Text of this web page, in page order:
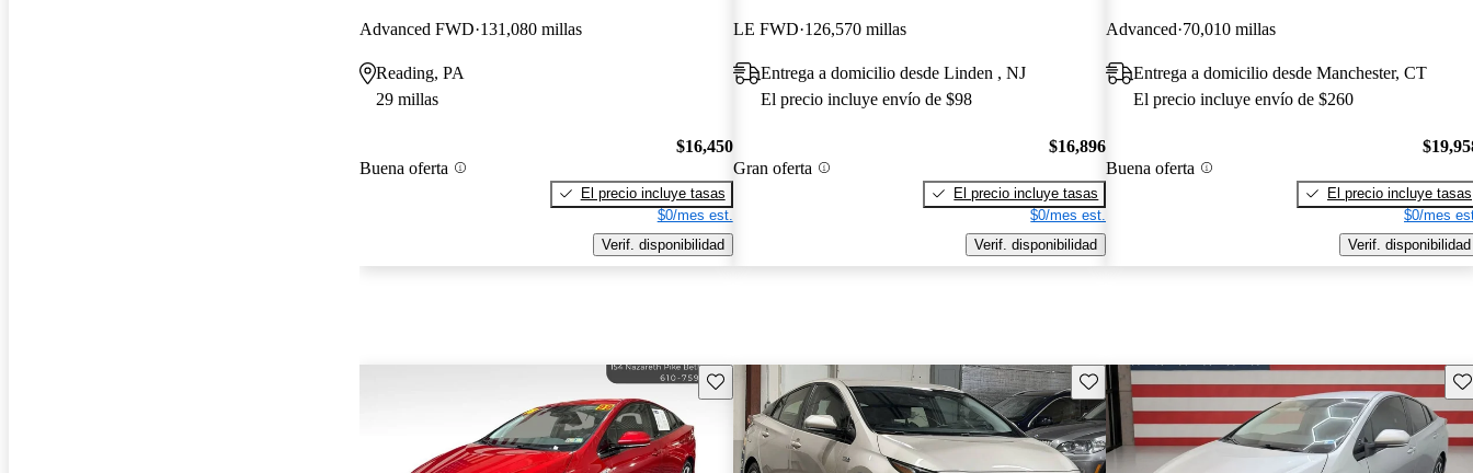
Advanced FWD 131,080 millas
Reading, PA
29 millas
Buena oferta
$16,450
El precio incluye tasas
$0/mes est.
Verif. disponibilidad
LE FWD 126,570 millas
Entrega a domicilio desde Linden , NJ
El precio incluye envío de $98
Gran oferta
$16,896
El precio incluye tasas
$0/mes est.
Verif. disponibilidad
Advanced 70,010 millas
Entrega a domicilio desde Manchester, CT
El precio incluye envío de $260
Buena oferta
El precio incluye tasas
$0/mes
Verif. disponibilidad
Guarda este Aviso Guarda este Aviso